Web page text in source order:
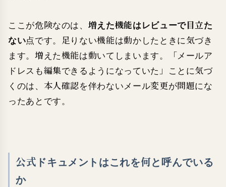
ここが危険なのは、 増えた機能はレビューで目立た
ない点です。足りない機能は動かしたときに気づき
ます。増えた機能は動いてしまいます。「メールア
ドレスも編集できるようになっていた」ことに気づ
くのは、本人確認を伴わないメール変更が問題にな
ったあとです。
公式ドキュメントはこれを何と呼んでいる
か